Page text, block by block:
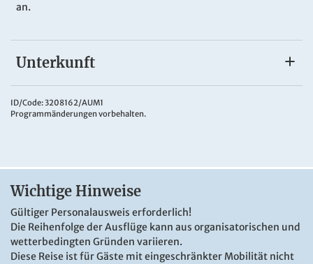
an.
Unterkunft
Landhotel Straelener Hof
Das3*Landhotel Straelener Hof
der niederländischen Grenze, optimal für Ihr
DU/WC, Fön, TV, Schreibtisch, Telefon, Kühlschrank und
kostenfreies WLAN.
ID/Code: 3208162/AUM1
Programmänderungen vorbehalten.
Wichtige Hinweise
Gültiger Personalausweis erforderlich!
Die Reihenfolge der Ausflüge kann aus organisatorischen und
wetterbedingten Gründen variieren.
Diese Reise ist für Gäste mit eingeschränkter Mobilität nicht